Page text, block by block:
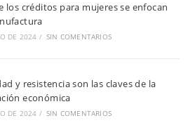
los créditos para mujeres se enfocan
DE 2024 / SIN COMENTARIOS
y resistencia son las claves de la
económica
DE 2024 / SIN COMENTARIOS